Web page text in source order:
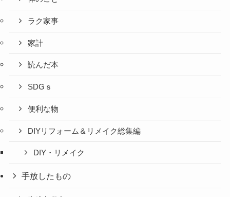
ラク家事
家計
読んだ本
SDGｓ
便利な物
DIYリフォーム＆リメイク総集編
DIY・リメイク
手放したもの